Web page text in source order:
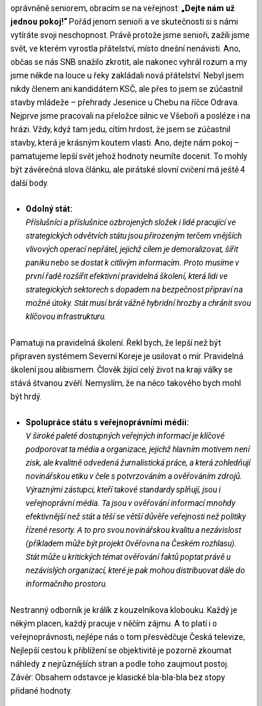
oprávněně seniorem, obracím se na veřejnost: „Dejte nám už
jednou pokoj!“Pořád jenom senioři a ve skutečnosti si s námi
vytíráte svoji neschopnost. Právě protože jsme senioři, zažili jsme
svět, ve kterém vyrostla přátelství, místo dnešní nenávisti. Ano,
občas se nás SNB snažilo zkrotit, ale nakonec vyhrál rozum a my
jsme někde na louce u řeky zakládali nová přátelství. Nebyl jsem
nikdy členem ani kandidátem KSČ, ale přes to jsem se zúčastnil
stavby mládeže – přehrady Jesenice u Chebu na říčce Odrava.
Nejprve jsme pracovali na přeložce silnic ve Všeboři a posléze i na
hrázi. Vždy, když tam jedu, cítím hrdost, že jsem se zúčastnil
stavby, která je krásným koutem vlasti. Ano, dejte nám pokoj –
pamatujeme lepší svět jehož hodnoty neumíte docenit. To mohly
být závěrečná slova článku, ale pirátské slovní cvičení má ještě 4
další body.
Odolný stát:
Příslušníci a příslušnice ozbrojených složek i lidé pracující ve
strategických odvětvích státu jsou přirozeným terčem vnějších
vlivových operací nepřátel, jejichž cílem je demoralizovat, šířit
paniku nebo se dostat k citlivým informacím. Proto musíme v
první řadě rozšířit efektivní pravidelná školení, která lidi ve
strategických sektorech s dopadem na bezpečnost připraví na
možné útoky. Stát musí brát vážně hybridní hrozby a chránit svou
klíčovou infrastrukturu.
Pamatuji na pravidelná školení. Řekl bych, že lepší než být
připraven systémem Severní Koreje je usilovat o mír. Pravidelná
školení jsou alibismem. Člověk žijící celý život na kraji války se
stává štvanou zvěří. Nemyslím, že na něco takového bych mohl
být hrdý.
Spolupráce státu s veřejnoprávními médii:
V široké paletě dostupných veřejných informací je klíčové
podporovat ta média a organizace, jejichž hlavním motivem není
zisk, ale kvalitně odvedená žurnalistická práce, a která zohledňují
novinářskou etiku v čele s potvrzováním a ověřováním zdrojů.
Výraznými zástupci, kteří takové standardy splňují, jsou i
veřejnoprávní média. Ta jsou v ověřování informací mnohdy
efektivnější než stát a těší se větší důvěře veřejnosti než politiky
řízené resorty. A to pro svou novinářskou kvalitu a nezávislost
(příkladem může být projekt Ověřovna na Českém rozhlasu).
Stát může u kritických témat ověřování faktů poptat právě u
nezávislých organizací, které je pak mohou distribuovat dále do
informačního prostoru.
Nestranný odborník je králík z kouzelníkova klobouku. Každý je
někým placen, každý pracuje v něčím zájmu. A to platí i o
veřejnoprávnosti, nejlépe nás o tom přesvědčuje Česká televize,
Nejlepší cestou k přiblížení se objektivitě je pozorně zkoumat
náhledy z nejrůznějších stran a podle toho zaujmout postoj.
Závěr: Obsahem odstavce je klasické bla-bla-bla bez stopy
přidané hodnoty.